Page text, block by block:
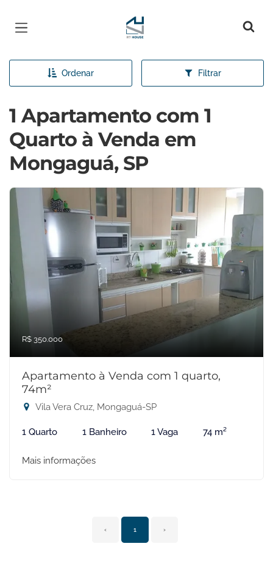
Página inicial
Ordenar Filtrar
1 Apartamento com 1
Quarto à Venda em
Mongaguá, SP
R$ 350.000
Apartamento à Venda com 1 quarto,
74m²
Vila Vera Cruz, Mongaguá-SP
1 Quarto 1 Banheiro 1 Vaga 74 m²
Mais informações
‹ 1 ›